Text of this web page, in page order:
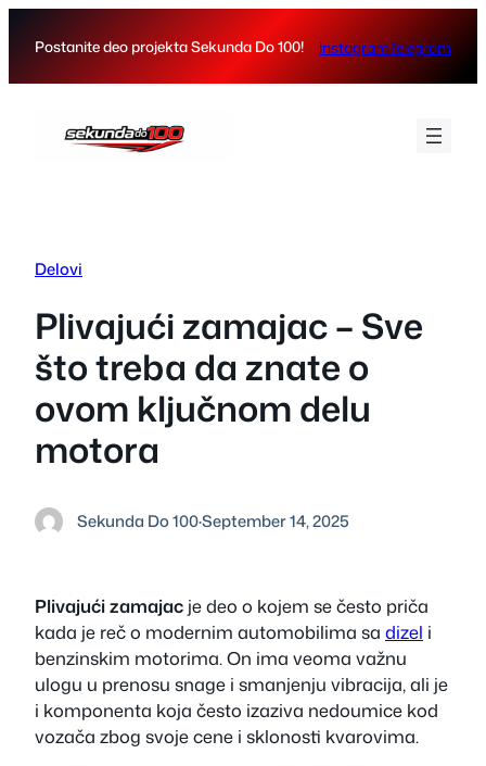
Postanite deo projekta Sekunda Do 100! InstagramTelegram
Delovi
Plivajući zamajac – Sve
što treba da znate o
ovom ključnom delu
motora
Sekunda Do 100·September 14, 2025
Plivajući zamajac je deo o kojem se često priča
kada je reč o modernim automobilima sa dizel i
benzinskim motorima. On ima veoma važnu
ulogu u prenosu snage i smanjenju vibracija, ali je
i komponenta koja često izaziva nedoumice kod
vozača zbog svoje cene i sklonosti kvarovima.